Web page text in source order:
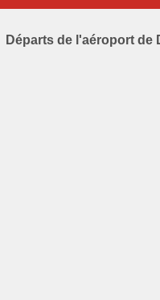
Départs de l'aéroport de